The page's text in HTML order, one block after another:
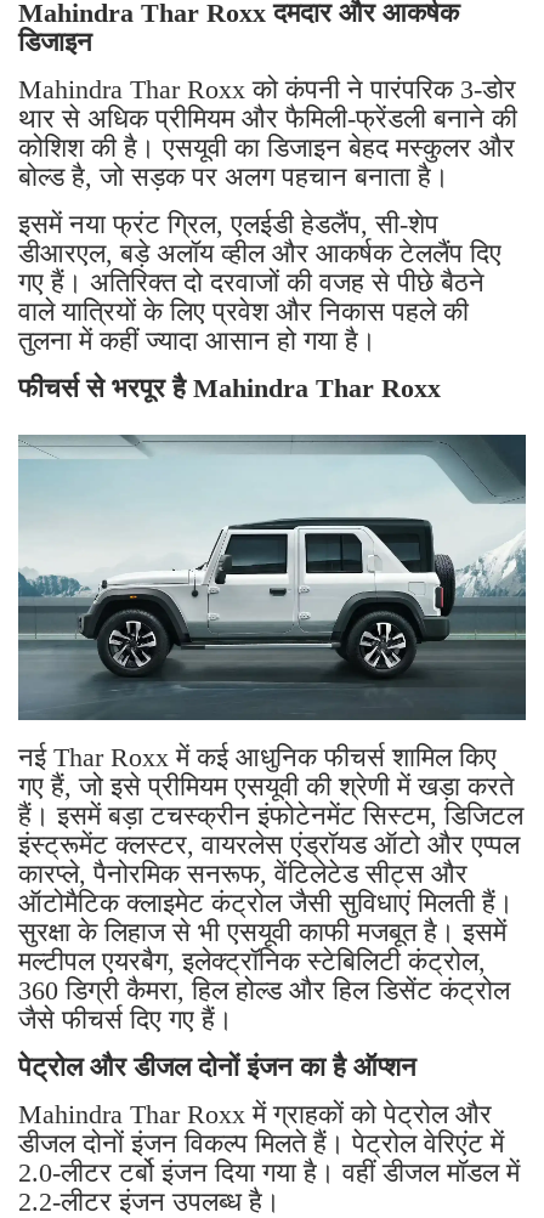
Mahindra Thar Roxx दमदार और आकर्षक
डिजाइन
Mahindra Thar Roxx को कंपनी ने पारंपरिक 3-डोर
थार से अधिक प्रीमियम और फैमिली-फ्रेंडली बनाने की
कोशिश की है। एसयूवी का डिजाइन बेहद मस्कुलर और
बोल्ड है, जो सड़क पर अलग पहचान बनाता है।
इसमें नया फ्रंट ग्रिल, एलईडी हेडलैंप, सी-शेप
डीआरएल, बड़े अलॉय व्हील और आकर्षक टेललैंप दिए
गए हैं। अतिरिक्त दो दरवाजों की वजह से पीछे बैठने
वाले यात्रियों के लिए प्रवेश और निकास पहले की
तुलना में कहीं ज्यादा आसान हो गया है।
फीचर्स से भरपूर है Mahindra Thar Roxx
नई Thar Roxx में कई आधुनिक फीचर्स शामिल किए
गए हैं, जो इसे प्रीमियम एसयूवी की श्रेणी में खड़ा करते
हैं। इसमें बड़ा टचस्क्रीन इंफोटेनमेंट सिस्टम, डिजिटल
इंस्ट्रूमेंट क्लस्टर, वायरलेस एंड्रॉयड ऑटो और एप्पल
कारप्ले, पैनोरमिक सनरूफ, वेंटिलेटेड सीट्स और
ऑटोमैटिक क्लाइमेट कंट्रोल जैसी सुविधाएं मिलती हैं।
सुरक्षा के लिहाज से भी एसयूवी काफी मजबूत है। इसमें
मल्टीपल एयरबैग, इलेक्ट्रॉनिक स्टेबिलिटी कंट्रोल,
360 डिग्री कैमरा, हिल होल्ड और हिल डिसेंट कंट्रोल
जैसे फीचर्स दिए गए हैं।
पेट्रोल और डीजल दोनों इंजन का है ऑप्शन
Mahindra Thar Roxx में ग्राहकों को पेट्रोल और
डीजल दोनों इंजन विकल्प मिलते हैं। पेट्रोल वेरिएंट में
2.0-लीटर टर्बो इंजन दिया गया है। वहीं डीजल मॉडल में
2.2-लीटर इंजन उपलब्ध है।